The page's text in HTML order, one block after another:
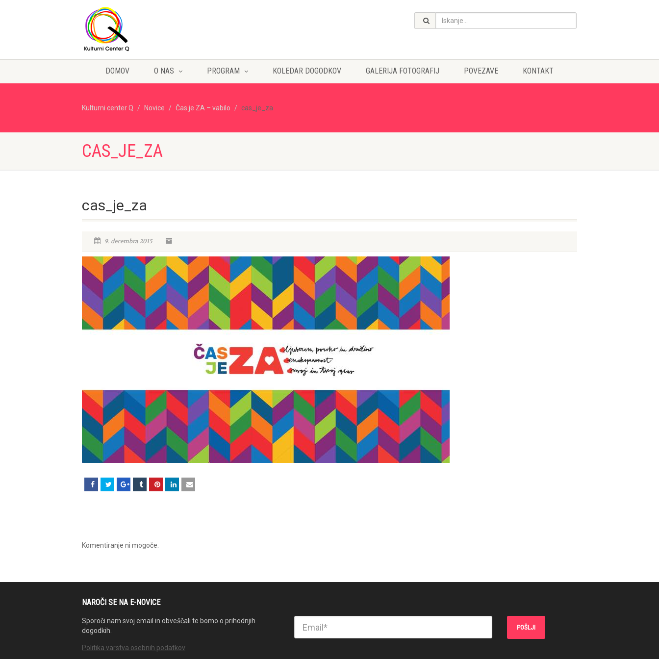
DOMOV O NAS PROGRAM KOLEDAR DOGODKOV GALERIJA FOTOGRAFIJ POVEZAVE KONTAKT
Kulturni center Q Novice Čas je ZA – vabilo cas_je_za
CAS_JE_ZA
cas_je_za
9. decembra 2015
Komentiranje ni mogoče.
NAROČI SE NA E-NOVICE
Sporoči nam svoj email in obveščali te bomo o prihodnjih
dogodkih.
Politika varstva osebnih podatkov